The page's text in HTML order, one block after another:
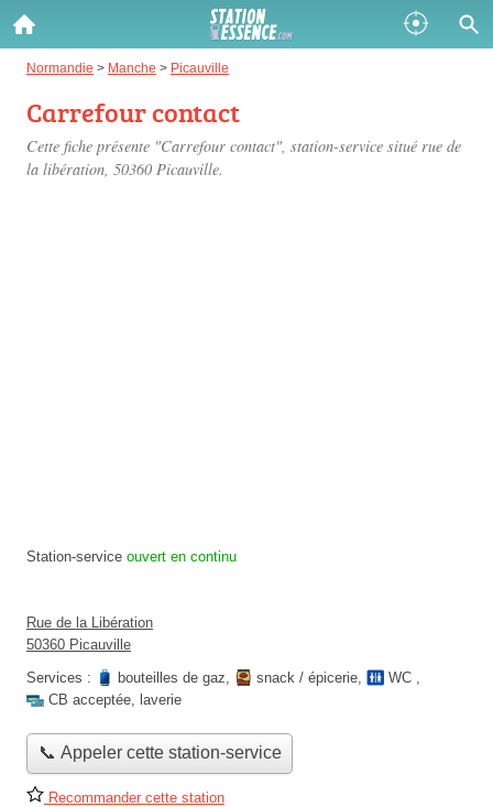
Normandie > Manche > Picauville
Carrefour contact
Cette fiche présente "Carrefour contact", station-service situé rue de
la libération, 50360 Picauville.
Station-service ouvert en continu
Rue de la Libération
50360 Picauville
Services :
bouteilles de gaz, snack / épicerie, WC ,
CB acceptée, laverie
📞 Appeler cette station-service
Recommander cette station
Gazole :
Disponible
SP 98 :